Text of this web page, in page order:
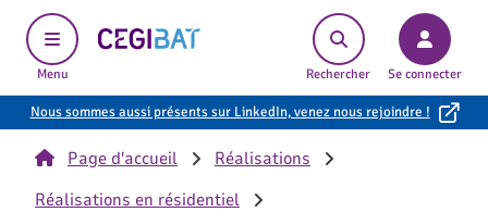
Menu
Cegibat, accueil
Rechercher Se connecter
Nous sommes aussi présents sur LinkedIn, venez nous rejoindre !
Page d'accueil
Réalisations
Réalisations en résidentiel